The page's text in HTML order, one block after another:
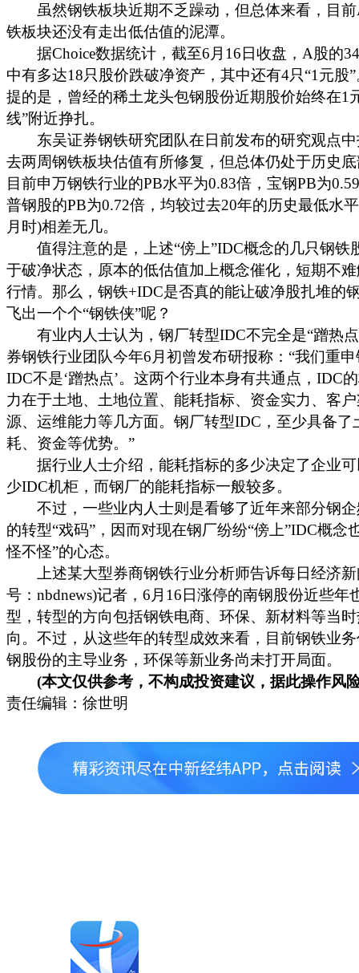
虽然钢铁板块近期不乏躁动，但总体来看，目前
铁板块还没有走出低估值的泥潭。
据Choice数据统计，截至6月16日收盘，A股的
中有多达18只股价跌破净资产，其中还有4只“1元股
提的是，曾经的稀土龙头包钢股份近期股价始终在1
线”附近挣扎。
东吴证券钢铁研究团队在日前发布的研究观点中
去两周钢铁板块估值有所修复，但总体仍处于历史
目前申万钢铁行业的PB水平为0.83倍，宝钢PB为
普钢股的PB为0.72倍，均较过去20年的历史最低水
月时)相差无几。
值得注意的是，上述“傍上”IDC概念的几只钢铁
于破净状态，原本的低估值加上概念催化，短期不
行情。那么，钢铁+IDC是否真的能让破净股扎堆的
飞出一个个“钢铁侠”呢？
有业内人士认为，钢厂转型IDC不完全是“蹭热点
券钢铁行业团队今年6月初曾发布研报称：“我们重
IDC不是‘蹭热点’。这两个行业本身有共通点，IDC
力在于土地、土地位置、能耗指标、资金实力、客
源、运维能力等几方面。钢厂转型IDC，至少具备了
耗、资金等优势。”
据行业人士介绍，能耗指标的多少决定了企业可
少IDC机柜，而钢厂的能耗指标一般较多。
不过，一些业内人士则是看够了近年来部分钢企
的转型“戏码”，因而对现在钢厂纷纷“傍上”IDC概念
怪不怪”的心态。
上述某大型券商钢铁行业分析师告诉每日经济新
号：nbdnews)记者，6月16日涨停的南钢股份近些年
型，转型的方向包括钢铁电商、环保、新材料等当
向。不过，从这些年的转型成效来看，目前钢铁业
钢股份的主导业务，环保等新业务尚未打开局面。
(本文仅供参考，不构成投资建议，据此操作风
责任编辑：徐世明